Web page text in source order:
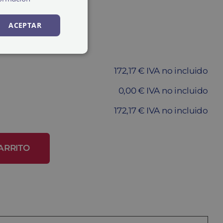
172,17 € IVA no incluido
0,00 € IVA no incluido
172,17 € IVA no incluido
ACEPTAR